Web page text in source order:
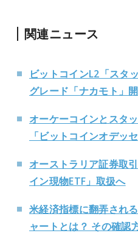
関連ニュース
ビットコインL2「スタ
グレード「ナカモト」
オーケーコインとスタ
「ビットコインオデッ
オーストラリア証券取
イン現物ETF」取扱へ
米経済指標に翻弄され
ャートとは？ その確認